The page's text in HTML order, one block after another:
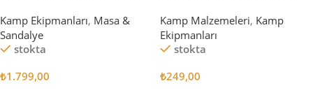
Kamp Ekipmanları, Masa &
Sandalye
stokta
₺1.799,00
Kamp Malzemeleri, Kamp
Ekipmanları
stokta
₺249,00